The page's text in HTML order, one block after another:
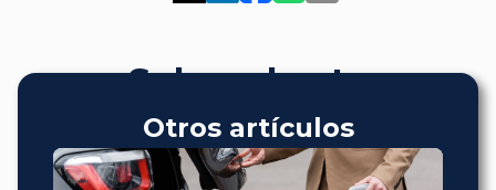
Sobre el autor
Otros artículos